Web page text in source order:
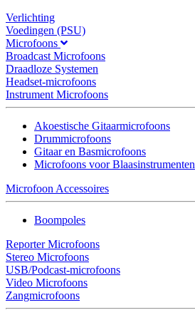
Verlichting
Voedingen (PSU)
Microfoons
Broadcast Microfoons
Draadloze Systemen
Headset-microfoons
Instrument Microfoons
Akoestische Gitaarmicrofoons
Drummicrofoons
Gitaar en Basmicrofoons
Microfoons voor Blaasinstrumenten
Microfoon Accessoires
Boompoles
Reporter Microfoons
Stereo Microfoons
USB/Podcast-microfoons
Video Microfoons
Zangmicrofoons